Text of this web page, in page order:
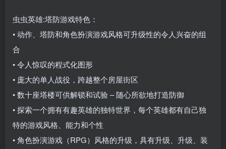
虫虫英雄:塔防游戏特色：
• 动作、塔防和角色扮演游戏风格可升级性的令人兴奋的组
合
• 令人惊叹的程式化图形
• 庞大的单人战役，跨越整个房屋街区
• 数十座塔楼可供解锁和试验 – 随心所欲地打造防御
• 探索一个拥有有趣英雄的独特世界，每个英雄都有自己独
特的游戏风格、能力和个性
• 角色扮演游戏（RPG）风格的升级，具有升级、升级、装